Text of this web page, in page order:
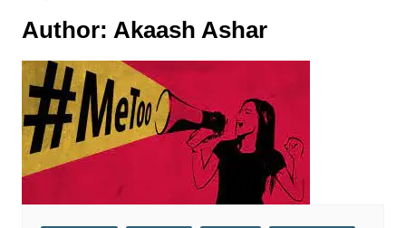
Author: Akaash Ashar